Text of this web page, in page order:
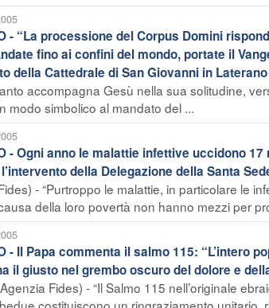
- “La processione del Corpus Domini
fino ai confini del mondo, portate il
della Cattedrale di San Giovanni in Laterano
accompagna Gesù nella sua solitudine,
modo simbolico al mandato del ...
- Ogni anno le malattie infettive uccidono
della Delegazione della Santa
- “Purtroppo le malattie, in particolare le
della loro povertà non hanno mezzi per
- Il Papa commenta il salmo 115: “L’intero
il giusto nel grembo oscuro del dolore e
Fides) - “Il Salmo 115 nell’originale